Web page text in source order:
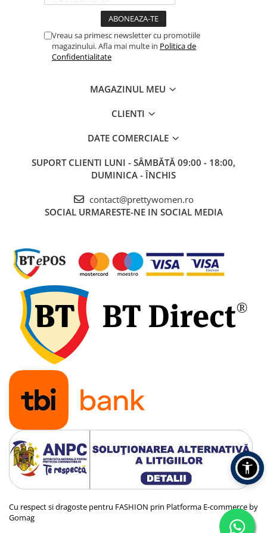
Vreau sa primesc newsletter cu promotiile
magazinului. Afla mai multe in Politica de
Confidentialitate
MAGAZINUL MEU
CLIENTI
DATE COMERCIALE
SUPORT CLIENTI LUNI - SÂMBĂTĂ 09:00 - 18:00,
DUMINICA - ÎNCHIS
contact@prettywomen.ro
SOCIAL URMARESTE-NE IN SOCIAL MEDIA
Cu respect si dragoste pentru FASHION prin Platforma E-commerce by
Gomag